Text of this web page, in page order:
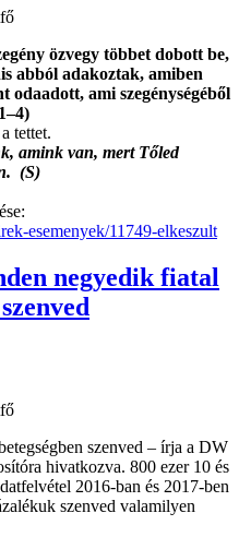
özvegy többet dobott be,
abból adakoztak, amiben
odaadott, ami szegénységéből
tettet.
amink van, mert Tőled
(S)
esemenyek/11749-elkeszult
negyedik fiatal
szenved – írja a DW
hivatkozva. 800 ezer 10 és
2016-ban és 2017-ben
szenved valamilyen